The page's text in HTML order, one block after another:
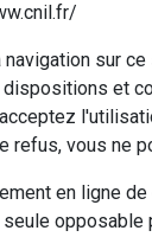
navigation sur
et
refus, vous ne
en ligne
opposable